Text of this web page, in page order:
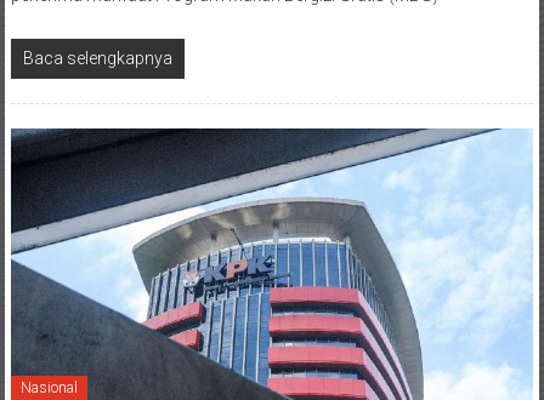
Baca selengkapnya
Nasional